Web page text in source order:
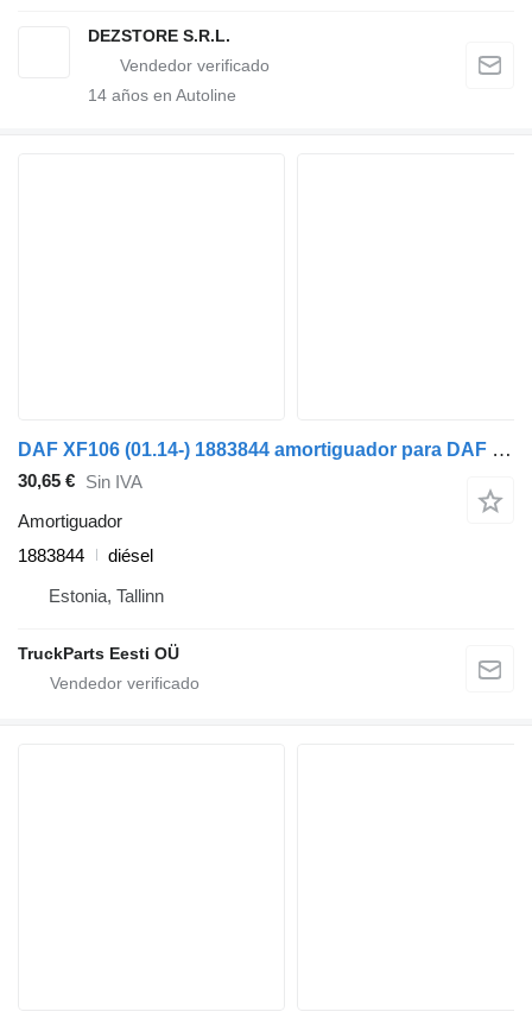
DEZSTORE S.R.L.
14 años en Autoline
DAF XF106 (01.14-) 1883844 amortiguador para DAF XF106 (2014-) cabeza tractora
30,65 € Sin IVA
Amortiguador
1883844
diésel
Estonia, Tallinn
TruckParts Eesti OÜ